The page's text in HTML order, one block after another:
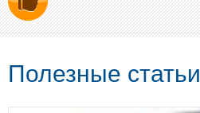
Полезные статьи